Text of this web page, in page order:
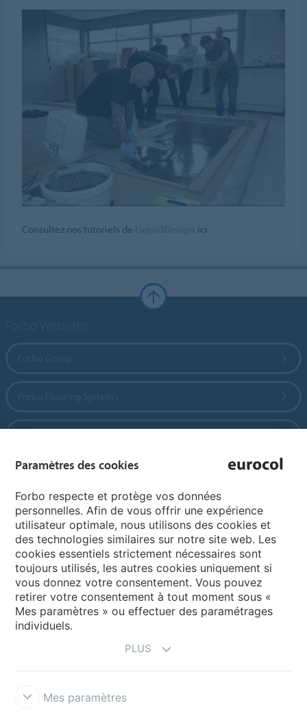
Consultez nos tutoriels de ici.
Pages de langue
Choisissez votre langue
My Forbo
Inspiration et références
Paramètres des cookies
Forbo respecte et protège vos données
personnelles. Afin de vous offrir une expérience
utilisateur optimale, nous utilisons des cookies et
des technologies similaires sur notre site web. Les
cookies essentiels strictement nécessaires sont
toujours utilisés, les autres cookies uniquement si
vous donnez votre consentement. Vous pouvez
retirer votre consentement à tout moment sous «
Mes paramètres » ou effectuer des paramétrages
individuels.
PLUS
Mes paramètres